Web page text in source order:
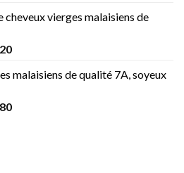
cheveux vierges malaisiens de
malaisiens de qualité 7A, soyeux